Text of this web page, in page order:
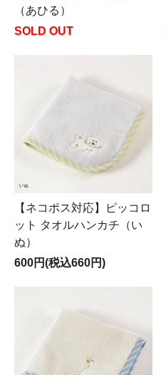
（あひる）
SOLD OUT
【ネコポス対応】ピッコロ
ット タオルハンカチ（い
ぬ）
600円(税込660円)